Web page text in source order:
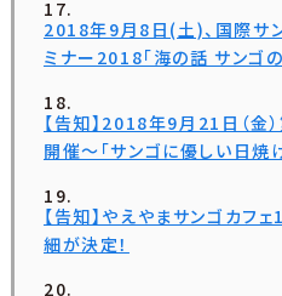
2018年9月8日(土)、国際サ
ミナー2018「海の話 サンゴ
【告知】2018年9月21日（金
開催〜「サンゴに優しい日焼
【告知】やえやまサンゴカフ
細が決定！